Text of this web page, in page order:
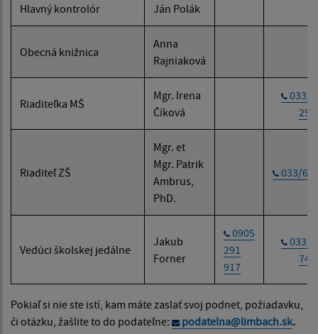
Hlavný kontrolór Ján Polák
Obecná knižnica
Anna
Rajniaková
Riaditeľka MŠ
Mgr. Irena
Číková
033/
254
Riaditeľ ZŠ
Mgr. et
Mgr. Patrik
Ambrus,
PhD.
033/
Vedúci školskej jedálne
Jakub
Forner
0905
291
917
033/
740
Pokiaľ si nie ste istí, kam máte zaslať svoj podnet, požiadavku,
či otázku, žašlite to do podateľne:
podatelna@limbach.sk.